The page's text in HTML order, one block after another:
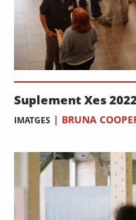
Suplement Xes
IMATGES | BRUNA